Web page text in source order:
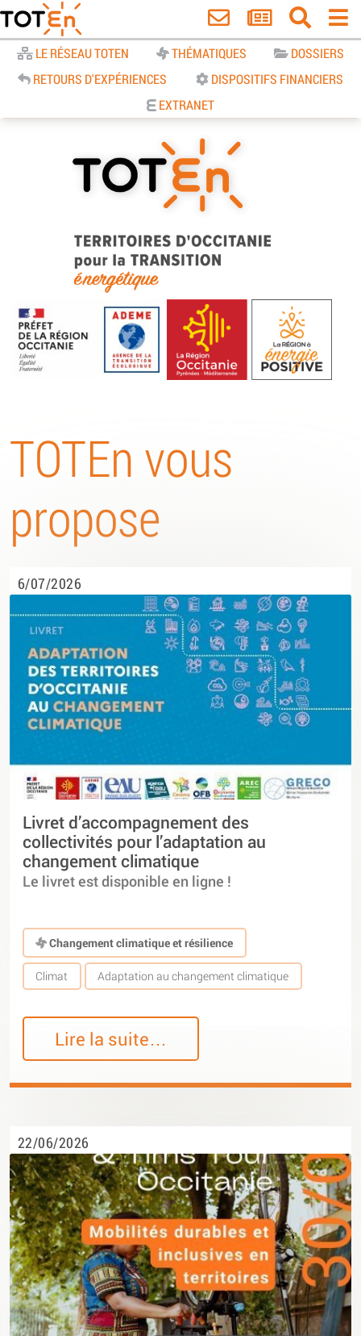
LE RÉSEAU TOTEN THÉMATIQUES
DOSSIERS
RETOURS D'EXPÉRIENCES
DISPOSITIFS FINANCIERS
EXTRANET
TOTEn Occitanie | Territoires
d’Occitanie pour la Transition
Energétique
TOTEn vous
propose
6/07/2026
Livret d’accompagnement des
collectivités pour l’adaptation au
changement climatique
Le livret est disponible en ligne !
Changement climatique et résilience
Climat Adaptation au changement climatique
Lire la suite…
22/06/2026